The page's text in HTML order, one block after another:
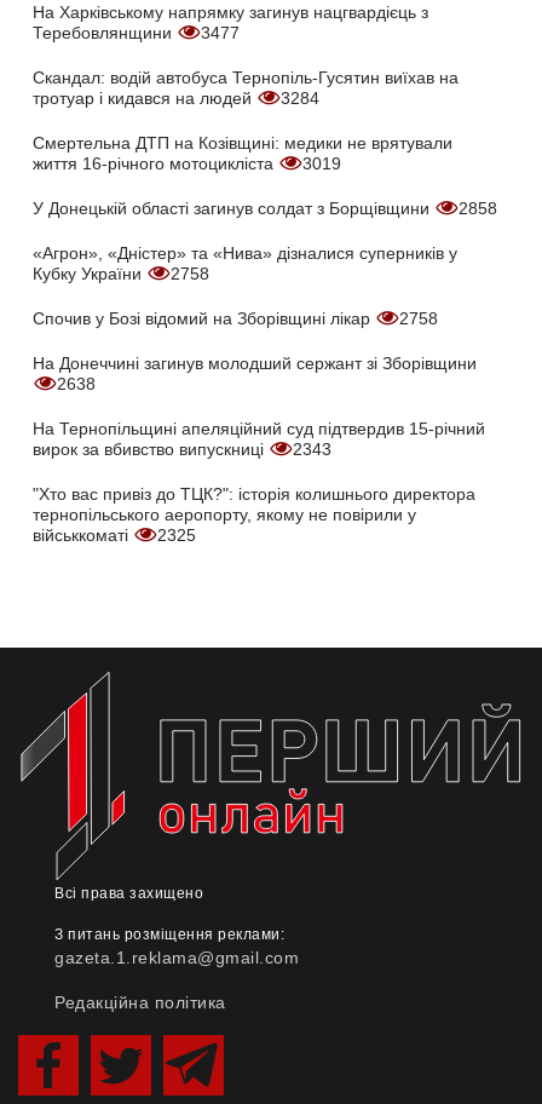
На Харківському напрямку загинув нацгвардієць з
Теребовлянщини
3477
Скандал: водій автобуса Тернопіль-Гусятин виїхав на
тротуар і кидався на людей
3284
Смертельна ДТП на Козівщині: медики не врятували
життя 16-річного мотоцикліста
3019
У Донецькій області загинув солдат з Борщівщини 2858
«Агрон», «Дністер» та «Нива» дізналися суперників у
Кубку України
2758
Спочив у Бозі відомий на Зборівщині лікар 2758
На Донеччині загинув молодший сержант зі Зборівщини
2638
На Тернопільщині апеляційний суд підтвердив 15-річний
вирок за вбивство випускниці
2343
"Хто вас привіз до ТЦК?": історія колишнього директора
тернопільського аеропорту, якому не повірили у
військкоматі
2325
Всі права захищено
З питань розміщення реклами:
gazeta.1.reklama@gmail.com
Редакційна політика